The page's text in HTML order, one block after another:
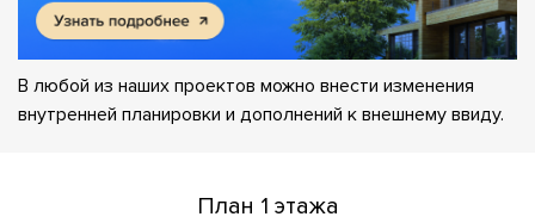
В любой из наших проектов можно внести изменения
внутренней планировки и дополнений к внешнему ввиду.
План 1 этажа